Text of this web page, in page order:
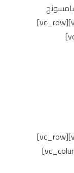
[/vc_column_text][/vc_column][/vc_row][vc_row]
[/vc_column_text][/vc_column][/vc_row][vc_row]
[vc_column][vc_column_text] [/vc_column_text]